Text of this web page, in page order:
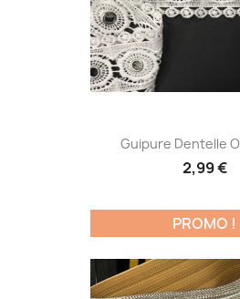
Guipure Dentelle
2,99 €
PROMO !